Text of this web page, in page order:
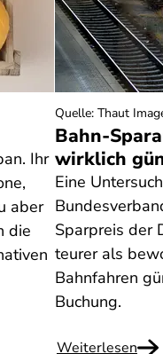
Ihr
aber
die
Bahn-
wirklich
Eine
Sparpreis der
teurer als
Bahnfahren
Buchung.
Weiterlesen
Quelle: Thaut